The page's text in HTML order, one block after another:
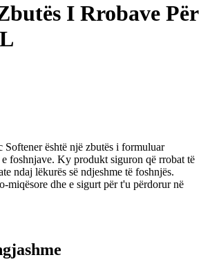
I Rrobave Për
Softener është një zbutës i formuluar
e foshnjave. Ky produkt siguron që rrobat të
ndaj lëkurës së ndjeshme të foshnjës.
miqësore dhe e sigurt për t'u përdorur në
kësaj, nuk përmban kimikate të dëmshme,